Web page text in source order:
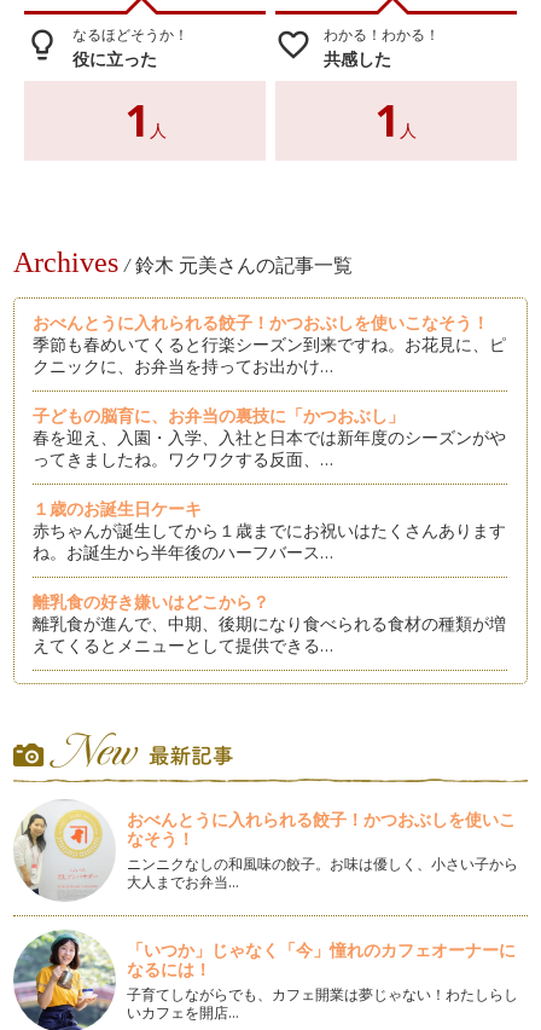
lightbulb_outline なるほどそうか！
役に立った
1 人
favorite_border わかる！わかる！
共感した
1 人
Archives / 鈴木 元美さんの記事一覧
おべんとうに入れられる餃子！かつおぶしを使いこなそう！
季節も春めいてくると行楽シーズン到来ですね。お花見に、ピ
クニックに、お弁当を持ってお出かけ…
子どもの脳育に、お弁当の裏技に「かつおぶし」
春を迎え、入園・入学、入社と日本では新年度のシーズンがや
ってきましたね。ワクワクする反面、…
１歳のお誕生日ケーキ
赤ちゃんが誕生してから１歳までにお祝いはたくさんあります
ね。お誕生から半年後のハーフバース…
離乳食の好き嫌いはどこから？
離乳食が進んで、中期、後期になり食べられる食材の種類が増
えてくるとメニューとして提供できる…
行事食にするご家庭も多いかと思いま…
バレンタインデーにもかつおぶしを
もうすぐバレンタインデーの季節ですね。バレンタインデーと
いえばチョコレートを思い浮かべる方…
幼児期・学童期（小学生）の食育は体験を
子育て中の悩みの一つとしてよく耳にする「食事」。実はこの
悩み、離乳食のことよりも幼児期や学…
年末年始はかつおぶし料理で
おだしは一年中ストックが欲しいくらい活躍してくれますが特
に大活躍な時期は年末年始ではないで…
おべんとうに入れられる餃子！かつおぶしを使いこ
なそう！
ニンニクなしの和風味の餃子。お味は優しく、小さい子から
大人までお弁当…
「いつか」じゃなく「今」憧れのカフェオーナーに
なるには！
子育てしながらでも、カフェ開業は夢じゃない！わたしらし
いカフェを開店…